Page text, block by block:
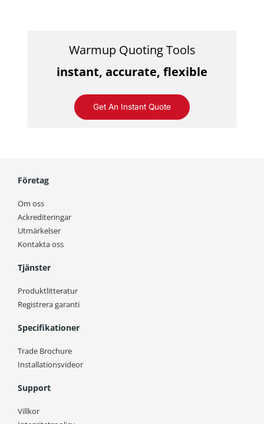
Warmup Quoting Tools
instant, accurate, flexible
Get An Instant Quote
Företag
Om oss
Ackrediteringar
Utmärkelser
Kontakta oss
Tjänster
Produktlitteratur
Registrera garanti
Specifikationer
Trade Brochure
Installationsvideor
Support
Villkor